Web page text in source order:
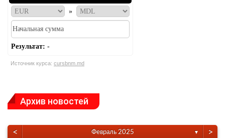
»
Результат: -
Источник курса: cursbnm.md
Архив новостей
< Февраль 2025 ▼ >